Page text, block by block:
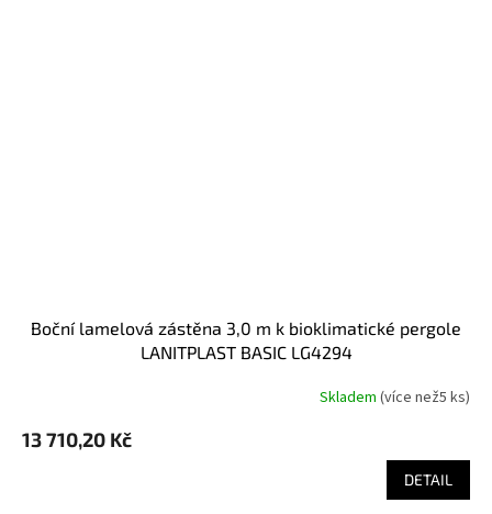
boční lamelová zástěna 3,0 m k bioklimatické pergole
LANITPLAST BASIC LG4294
Skladem (více než5 ks)
13 710,20 Kč
DETAIL